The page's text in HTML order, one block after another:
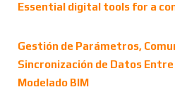
Essential digital tools for a
Gestión de Parámetros,
Sincronización de Datos
Modelado BIM